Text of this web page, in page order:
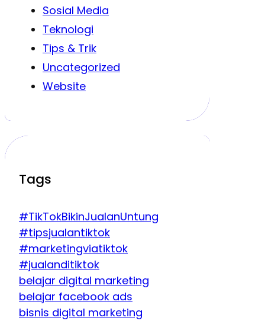
Sosial Media
Teknologi
Tips & Trik
Uncategorized
Website
Tags
#TikTokBikinJualanUntung
#tipsjualantiktok
#marketingviatiktok
#jualanditiktok
belajar digital marketing
belajar facebook ads
bisnis digital marketing